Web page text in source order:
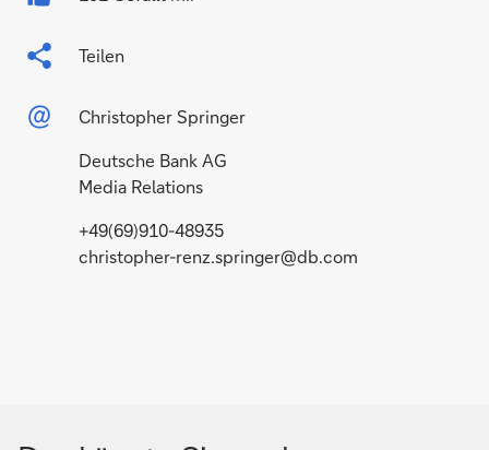
Teilen
Christopher Springer
Deutsche Bank AG
Media Relations
+49(69)910-48935
christopher-renz.springer@db.com